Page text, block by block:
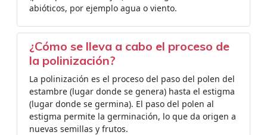
abióticos, por ejemplo agua o viento.
¿Cómo se lleva a cabo el proceso de
la polinización?
La polinización es el proceso del paso del polen del
estambre (lugar donde se genera) hasta el estigma
(lugar donde se germina). El paso del polen al
estigma permite la germinación, lo que da origen a
nuevas semillas y frutos.